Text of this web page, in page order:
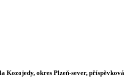
Kozojedy, okres Plzeň-sever, příspěvková